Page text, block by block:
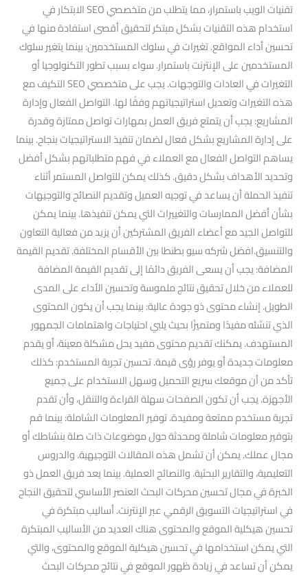
تقنيات الويب باستمرار، مما يتطلب من متخصصي SEO الابتكار في
استخدام هذه التقنيات بشكل مبتكر لتحقيق أقصى استفادة منها في
تحسين أداء المواقع. تغيرات في سلوك المستخدمين: بينما يتغير سلوك
المستخدمين على الإنترنت باستمرار. سواء بسبب تطور التكنولوجيا أو
التغيرات في العادات والتوجهات. يجب على متخصصي SEO التكيف مع
هذه التغيرات وتعديل استراتيجياتهم وفقًا لها. التواصل الفعال وإدارة
المشاريع: يجب أن يتمتع فريق العمل بمهارات تواصل ممتازة وقدرة
على إدارة المشاريع بشكل فعال لضمان تنفيذ الاستراتيجيات بنجاح. بينما
يساهم التواصل الفعال مع العملاء في فهم متطلباتهم بشكل أفضل
وتحديد الأهداف بشكل دقيق. كذلك يمكن للتواصل المستمر أثناء
تنفيذ الحملة أن يساعد في توجيه العميل وتقديم النصائح والتوجيهات
بشأن أفضل الممارسات والتغييرات التي يمكن تنفيذها. بينما يمكن
للتواصل الجيد مع أعضاء الفريق المشتركين أن يزيد من فعالية التعاون
والتنسيق.افضل شركه سيو بطنطا بين الأقسام المختلفة. تقديم القيمة
المضافة: يجب أن يسعى الفريق دائمًا إلى تقديم القيمة المضافة
للعملاء من خلال تحقيق نتائج ملموسة وتحسين الأداء على المدى
الطويل. إنشاء محتوى ذو جودة عالية: بينما يجب أن يكون المحتوى
الذي تنشئه مفيدًا ومتميزًا بحيث يلبي احتياجات واهتمامات الجمهور
المستهدف. يمكنك تقديم محتوى مفيد يحل مشكلة معينة، أو يقدم
معلومات جديدة أو يوفر رؤى قيمة. تحسين تجربة المستخدم: كذلك
تأكد من أن موقعك سريع التحميل وسهل الاستخدام على جميع
الأجهزة. يجب أن تكون الصفحات سهلة القراءة والتنقل، وأن تقدم
تجربة مستخدم ممتعة ومفيدة. توفير المعلومات الشاملة: بينما قم
بتوفير معلومات شاملة ومحدثة حول موضوعات ذات صلة بنشاطك أو
مجال عملك. يمكن أن تشمل هذه المقالات التوجيهية. والدروس
التعليمية، والتقارير البحثية. والنصائح العملية. بينما يعد فريق العمل ذو
الخبرة في مجال تحسين محركات البحث العنصر الأساسي لتحقيق النجاح
في استراتيجيات التسويق الرقمي عبر الإنترنت. أساليب مبتكرة في
تحسين هيكلية الموقع والمحتوى هناك العديد من الأساليب المبتكرة
التي يمكن استخدامها في تحسين هيكلية الموقع والمحتوى، والتي
يمكن أن تساعد في زيادة ظهور الموقع في نتائج محركات البحث